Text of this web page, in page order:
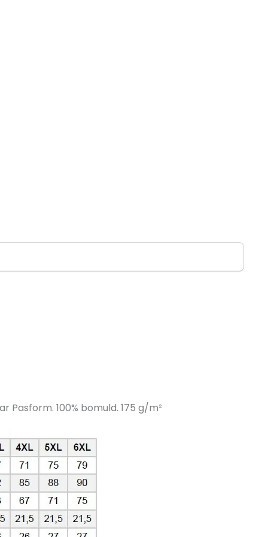
Pasform. 100% bomuld. 175 g/m²